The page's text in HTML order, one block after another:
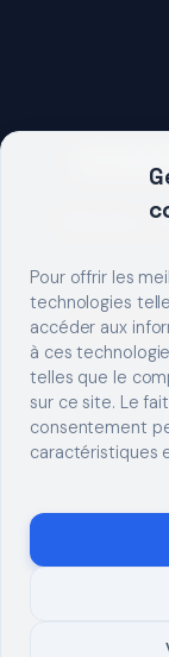
Pour offrir les
technologies
accéder aux
à ces
telles que le
sur ce site. Le
consentement
caractéristiques
Décrivez